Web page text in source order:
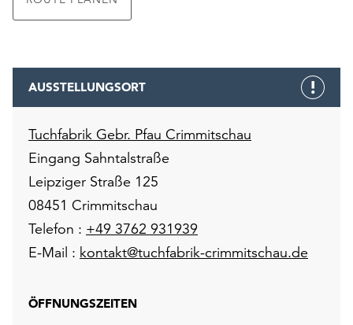
AUSSTELLUNGSORT
Tuchfabrik Gebr. Pfau Crimmitschau
Eingang Sahntalstraße
Leipziger Straße 125
08451 Crimmitschau
Telefon : +49 3762 931939
E-Mail : kontakt@tuchfabrik-crimmitschau.de
ÖFFNUNGSZEITEN